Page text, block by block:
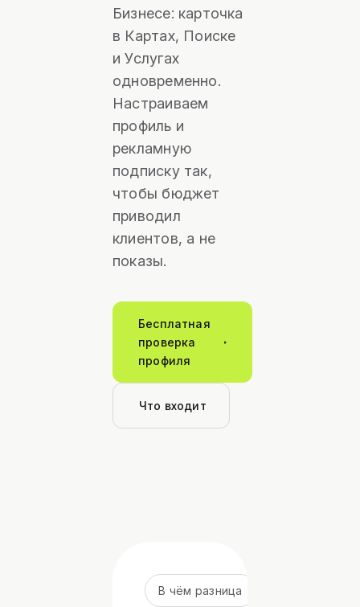
Бизнесе: карточка
в Картах, Поиске
и Услугах
одновременно.
Настраиваем
профиль и
рекламную
подписку так,
чтобы бюджет
приводил
клиентов, а не
показы.
Бесплатная
проверка
профиля
Что входит
В чём разница